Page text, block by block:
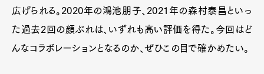
広げられる。2020年の鴻池朋子、2021年の森村泰昌といっ
た過去2回の顔ぶれは、いずれも高い評価を得た。今回はど
んなコラボレーションとなるのか、ぜひこの目で確かめたい。